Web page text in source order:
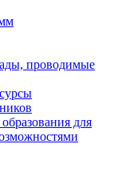
проводимые
для